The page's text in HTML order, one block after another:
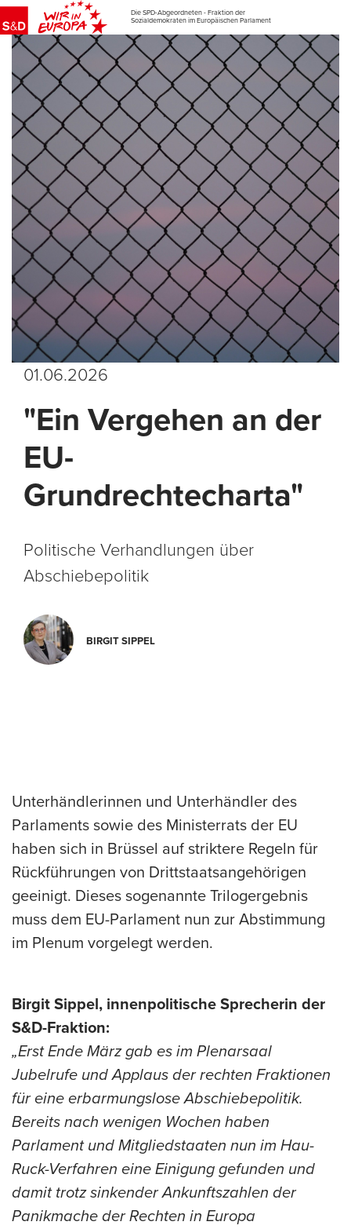
Die SPD-Abgeordneten - Fraktion der
Sozialdemokraten im Europäischen Parlament
01.06.2026
"Ein Vergehen an der
EU-
Grundrechtecharta"
Politische Verhandlungen über
Abschiebepolitik
BIRGIT SIPPEL
Unterhändlerinnen und Unterhändler des
Parlaments sowie des Ministerrats der EU
haben sich in Brüssel auf striktere Regeln für
Rückführungen von Drittstaatsangehörigen
geeinigt. Dieses sogenannte Trilogergebnis
muss dem EU-Parlament nun zur Abstimmung
im Plenum vorgelegt werden.
Birgit Sippel, innenpolitische Sprecherin der
S&D-Fraktion:
„Erst Ende März gab es im Plenarsaal
Jubelrufe und Applaus der rechten Fraktionen
für eine erbarmungslose Abschiebepolitik.
Bereits nach wenigen Wochen haben
Parlament und Mitgliedstaaten nun im Hau-
Ruck-Verfahren eine Einigung gefunden und
damit trotz sinkender Ankunftszahlen der
Panikmache der Rechten in Europa